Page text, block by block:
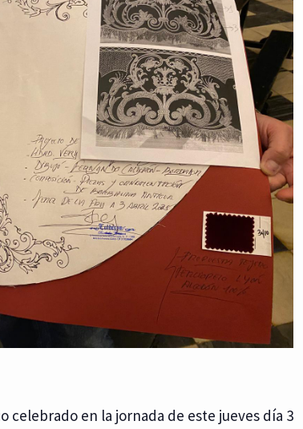
celebrado en la jornada de este jueves día 3